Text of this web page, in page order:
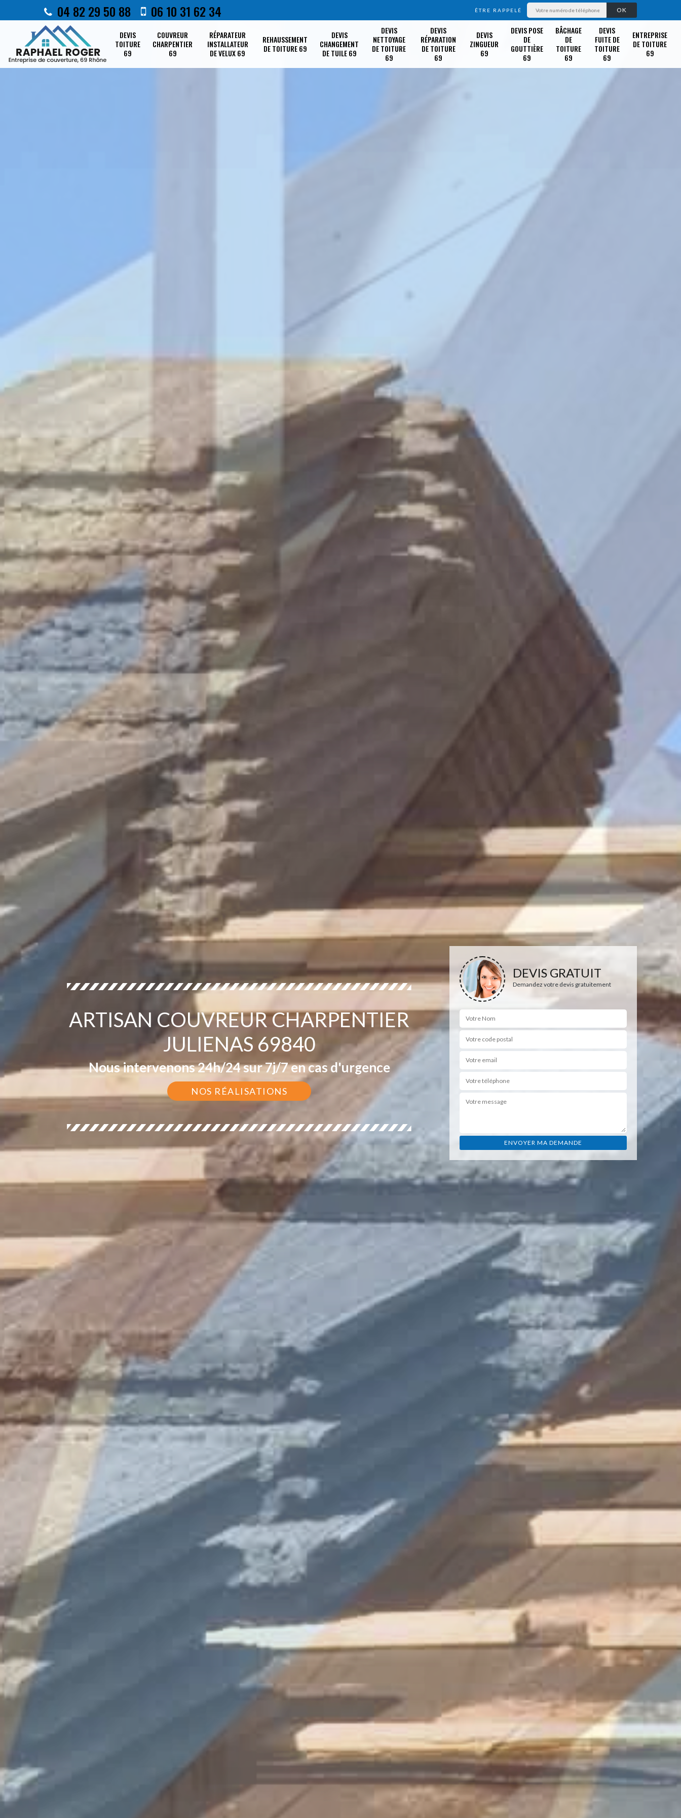
04 82 29 50 88 06 10 31 62 34 ÊTRE RAPPELÉ
DEVIS
TOITURE
69
COUVREUR
CHARPENTIER
69
RÉPARATEUR
INSTALLATEUR
DE VELUX 69
REHAUSSEMENT
DE TOITURE 69
DEVIS
CHANGEMENT
DE TUILE 69
DEVIS
NETTOYAGE
DE TOITURE
69
DEVIS
RÉPARATION
DE TOITURE
69
DEVIS
ZINGUEUR
69
DEVIS POSE
DE
GOUTTIÈRE
69
BÂCHAGE
DE
TOITURE
69
DEVIS
FUITE DE
TOITURE
69
ENTREPRISE
DE TOITURE
69
ARTISAN COUVREUR CHARPENTIER
JULIENAS 69840
Nous intervenons 24h/24 sur 7j/7 en cas d'urgence
NOS RÉALISATIONS
DEVIS GRATUIT
Demandez votre devis gratuitement